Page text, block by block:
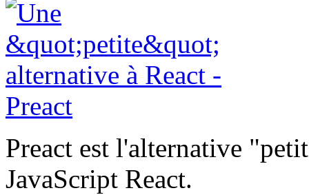
Preact est l'alternative
JavaScript React.